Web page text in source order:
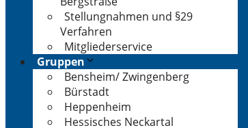
Stellungnahmen und §29
Verfahren
Mitgliederservice
Gruppen
Bensheim/ Zwingenberg
Bürstadt
Heppenheim
Hessisches Neckartal